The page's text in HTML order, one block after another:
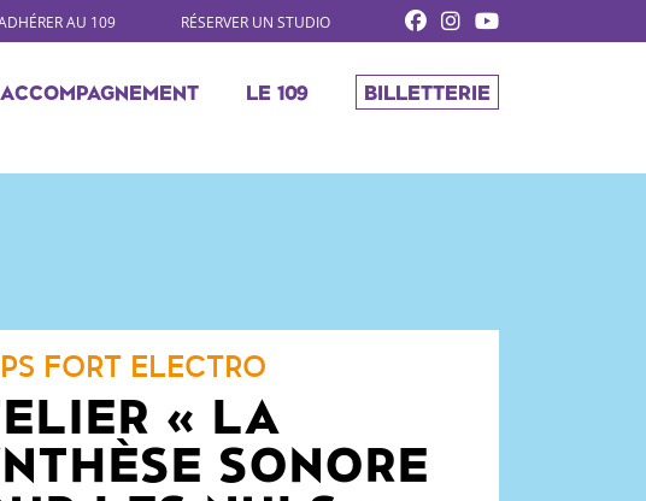
AU 109 RÉSERVER UN STUDIO
ACCOMPAGNEMENT LE 109 BILLETTERIE
FORT ELECTRO
« LA
SONORE